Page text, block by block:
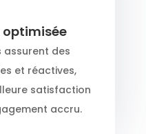
optimisée
assurent des
et réactives,
satisfaction
accru.